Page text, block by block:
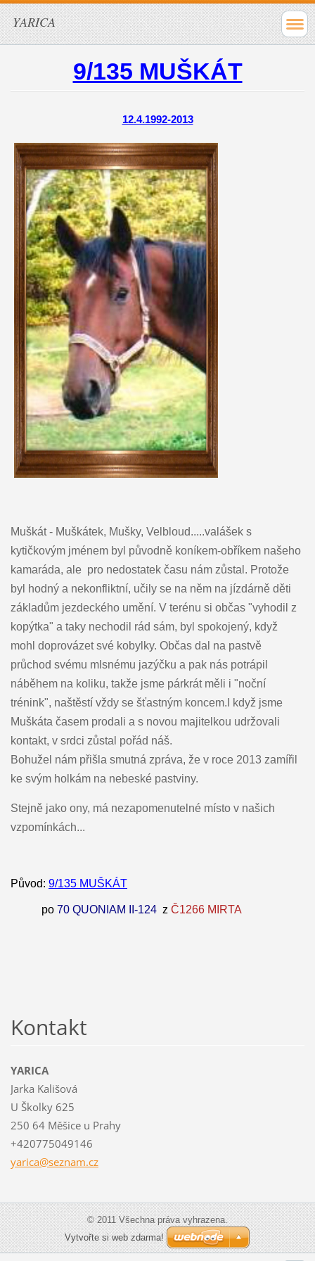
YARICA
9/135 MUŠKÁT
12.4.1992-2013
Muškát - Muškátek, Mušky, Velbloud.....valášek s
kytičkovým jménem byl původně koníkem-obříkem našeho
kamaráda, ale pro nedostatek času nám zůstal. Protože
byl hodný a nekonfliktní, učily se na něm na jízdárně děti
základům jezdeckého umění. V terénu si občas "vyhodil z
kopýtka" a taky nechodil rád sám, byl spokojený, když
mohl doprovázet své kobylky. Občas dal na pastvě
průchod svému mlsnému jazýčku a pak nás potrápil
náběhem na koliku, takže jsme párkrát měli i "noční
trénink", naštěstí vždy se šťastným koncem.I když jsme
Muškáta časem prodali a s novou majitelkou udržovali
kontakt, v srdci zůstal pořád náš.
Bohužel nám přišla smutná zpráva, že v roce 2013 zamířil
ke svým holkám na nebeské pastviny.
Stejně jako ony, má nezapomenutelné místo v našich
vzpomínkách...
Původ: 9/135 MUŠKÁT
po 70 QUONIAM II-124 z Č1266 MIRTA
Kontakt
YARICA
Jarka Kališová
U Školky 625
250 64 Měšice u Prahy
+420775049146
yarica@seznam.cz
© 2011 Všechna práva vyhrazena.
Vytvořte si web zdarma!